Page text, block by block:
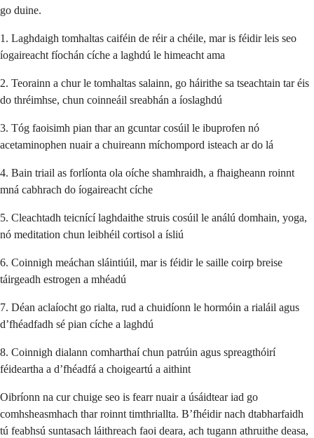
go duine.
1. Laghdaigh tomhaltas caiféin de réir a chéile, mar is féidir leis seo
íogaireacht fíochán cíche a laghdú le himeacht ama
2. Teorainn a chur le tomhaltas salainn, go háirithe sa tseachtain tar éis
do thréimhse, chun coinneáil sreabhán a íoslaghdú
3. Tóg faoisimh pian thar an gcuntar cosúil le ibuprofen nó
acetaminophen nuair a chuireann míchompord isteach ar do lá
4. Bain triail as forlíonta ola oíche shamhraidh, a fhaigheann roinnt
mná cabhrach do íogaireacht cíche
5. Cleachtadh teicnící laghdaithe struis cosúil le análú domhain, yoga,
nó meditation chun leibhéil cortisol a ísliú
6. Coinnigh meáchan sláintiúil, mar is féidir le saille coirp breise
táirgeadh estrogen a mhéadú
7. Déan aclaíocht go rialta, rud a chuidíonn le hormóin a rialáil agus
d’fhéadfadh sé pian cíche a laghdú
8. Coinnigh dialann comharthaí chun patrúin agus spreagthóirí
féideartha a d’fhéadfá a choigeartú a aithint
Oibríonn na cur chuige seo is fearr nuair a úsáidtear iad go
comhsheasmhach thar roinnt timthriallta. B’fhéidir nach dtabharfaidh
tú feabhsú suntasach láithreach faoi deara, ach tugann athruithe deasa,